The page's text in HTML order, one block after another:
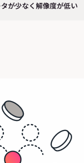
が少なく解像度が低い